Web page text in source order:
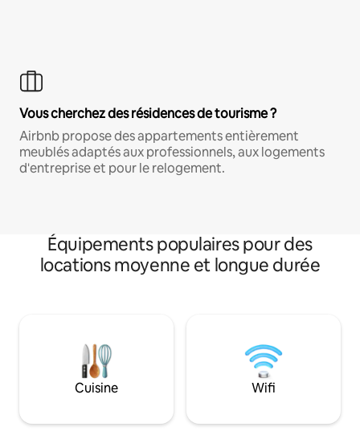
Vous cherchez des résidences de tourisme ?
Airbnb propose des appartements entièrement
meublés adaptés aux professionnels, aux logements
d'entreprise et pour le relogement.
Équipements populaires pour des
locations moyenne et longue durée
Cuisine Wifi